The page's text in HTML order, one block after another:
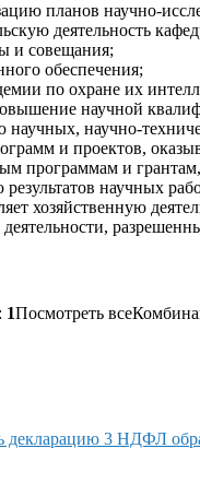
планов научно-
деятельность
и совещания;
обеспечения;
по охране их
научной
научных, научно-
и проектов,
программам и
научных
хозяйственную
1Посмотреть
декларацию 3 НДФЛ